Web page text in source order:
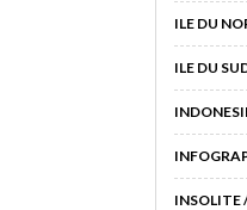
ILE DU
ILE DU
INSOLITE